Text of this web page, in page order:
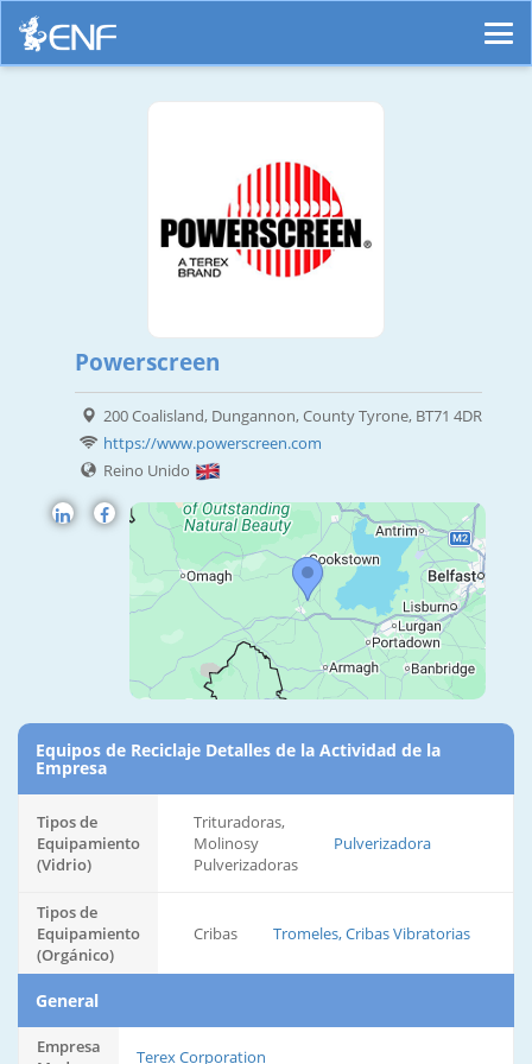
Powerscreen
200 Coalisland, Dungannon, County Tyrone, BT71 4DR
https://www.powerscreen.com
Reino Unido
Equipos de Reciclaje Detalles de la Actividad de la
Empresa
Tipos de
Equipamiento
(Vidrio)
Trituradoras,
Molinosy
Pulverizadoras
Pulverizadora
Tipos de
Equipamiento
(Orgánico)
Cribas Tromeles, Cribas Vibratorias
General
Empresa
Terex Corporation